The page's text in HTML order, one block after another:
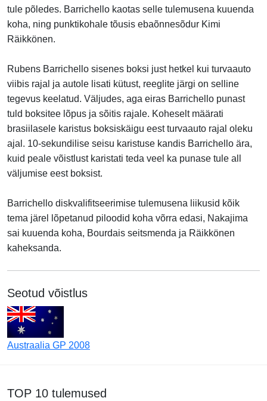
tule põledes. Barrichello kaotas selle tulemusena kuuenda
koha, ning punktikohale tõusis ebaõnnesõdur Kimi
Räikkönen.
Rubens Barrichello sisenes boksi just hetkel kui turvaauto
viibis rajal ja autole lisati kütust, reeglite järgi on selline
tegevus keelatud. Väljudes, aga eiras Barrichello punast
tuld boksitee lõpus ja sõitis rajale. Koheselt määrati
brasiilasele karistus boksiskäigu eest turvaauto rajal oleku
ajal. 10-sekundilise seisu karistuse kandis Barrichello ära,
kuid peale võistlust karistati teda veel ka punase tule all
väljumise eest boksist.
Barrichello diskvalifitseerimise tulemusena liikusid kõik
tema järel lõpetanud piloodid koha võrra edasi, Nakajima
sai kuuenda koha, Bourdais seitsmenda ja Räikkönen
kaheksanda.
Seotud võistlus
Austraalia GP 2008
TOP 10 tulemused